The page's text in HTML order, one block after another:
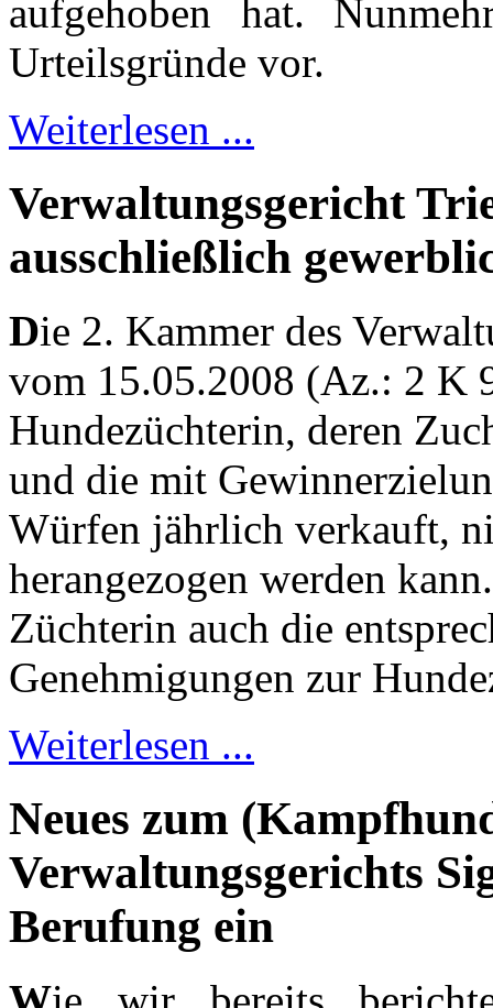
aufgehoben hat.
Urteilsgründe vor.
Weiterlesen ...
Verwaltungsgericht
ausschließlich
Die 2. Kammer des
vom 15.05.2008 (Az.: 2 K
Hundezüchterin, deren
und die mit
Würfen jährlich verkauft,
herangezogen werden
Züchterin auch die
Genehmigungen zur
Weiterlesen ...
Neues zum
Verwaltungsgerichts
Berufung ein